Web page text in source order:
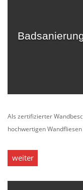
Als zertifizierter
hochwertigen
weiter